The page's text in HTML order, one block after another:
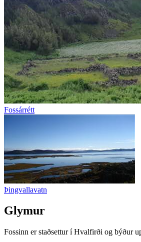
Fossárrétt
Þingvallavatn
Glymur
Fossinn er staðsettur í Hvalfirði og býður